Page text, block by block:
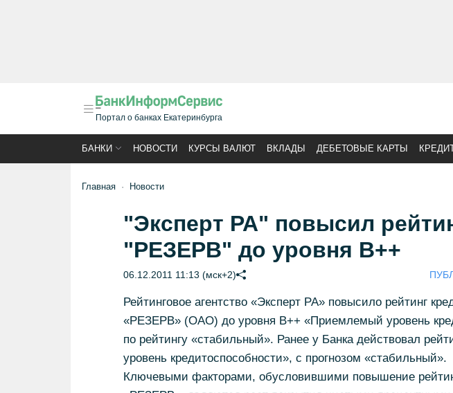
Портал о банках Екатеринбурга
БАНКИ НОВОСТИ КУРСЫ ВАЛЮТ ВКЛАДЫ ДЕБЕТОВЫЕ КАРТЫ
Главная Новости
"Эксперт РА" повысил
"РЕЗЕРВ" до уровня В++
06.12.2011 11:13 (мск+2)
Рейтинговое агентство «Эксперт РА» повысило рейтинг
«РЕЗЕРВ» (ОАО) до уровня В++ «Приемлемый уровень
по рейтингу «стабильный». Ранее у Банка действовал
уровень кредитоспособности», с прогнозом «стабильный».
Ключевыми факторами, обусловившими повышение